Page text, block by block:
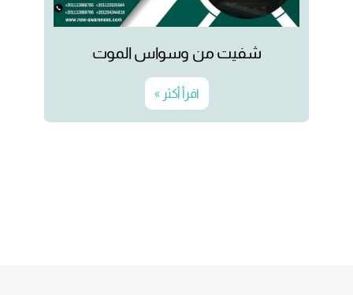
شفيت من وسواس الموت
اقرأ أكثر »